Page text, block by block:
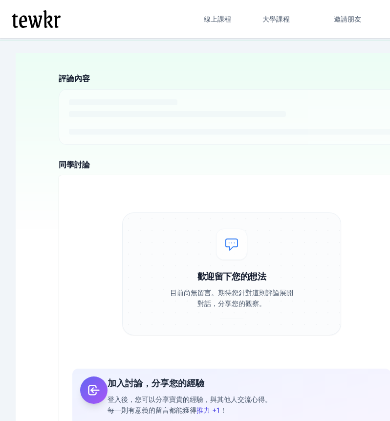
線上課程 大學課程 邀請朋友
評論內容
同學討論
歡迎留下您的想法
目前尚無留言。期待您針對這則評論展開
對話，分享您的觀察。
加入討論，分享您的經驗
登入後，您可以分享寶貴的經驗，與其他人交流心得。
每一則有意義的留言都能獲得推力 +1 ！